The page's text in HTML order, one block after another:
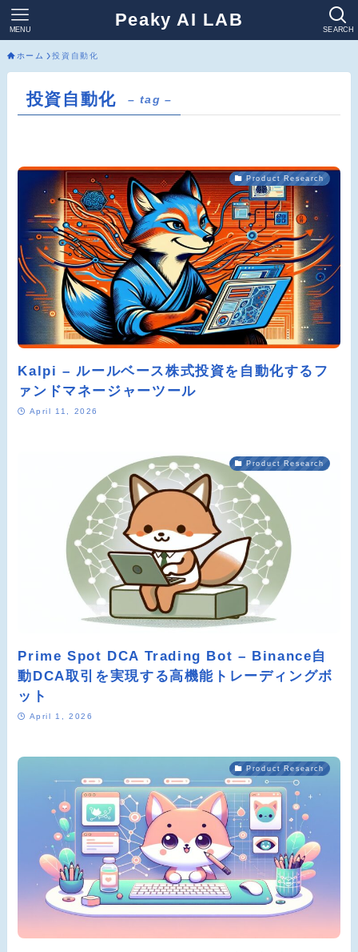
Peaky AI LAB SEARCH
MENU
ホーム 投資自動化
投資自動化 – tag –
Product Research
Kalpi – ルールベース株式投資を自動化するフ
ァンドマネージャーツール
April 11, 2026
Product Research
Prime Spot DCA Trading Bot – Binance自
動DCA取引を実現する高機能トレーディングボ
ット
April 1, 2026
Product Research